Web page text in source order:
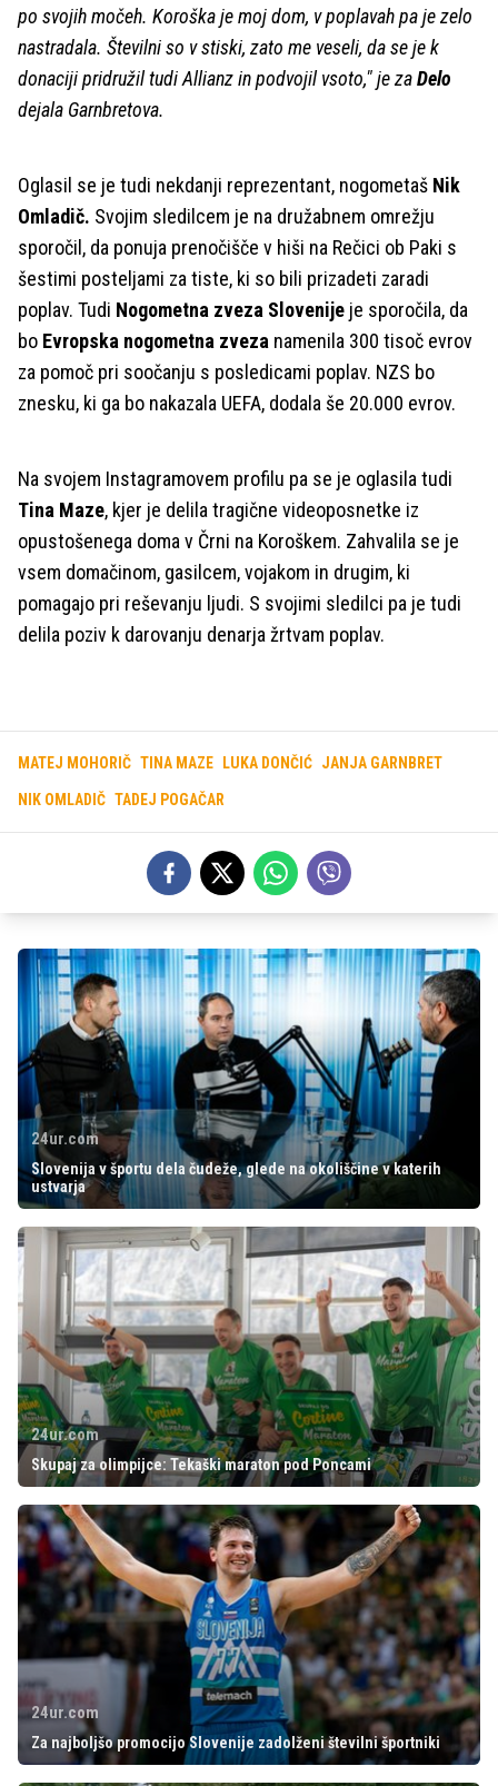
po svojih močeh. Koroška je moj dom, v poplavah pa je zelo
nastradala. Številni so v stiski, zato me veseli, da se je k
donaciji pridružil tudi Allianz in podvojil vsoto," je zaDelo
dejala Garnbretova.
Oglasil se je tudi nekdanji reprezentant, nogometaš Nik
Omladič. Svojim sledilcem je na družabnem omrežju
sporočil, da ponuja prenočišče v hiši na Rečici ob Paki s
šestimi posteljami za tiste, ki so bili prizadeti zaradi
poplav. Tudi Nogometna zveza Slovenije je sporočila, da
bo Evropska nogometna zveza namenila 300 tisoč evrov
za pomoč pri soočanju s posledicami poplav. NZS bo
znesku, ki ga bo nakazala UEFA, dodala še 20.000 evrov.
Na svojem Instagramovem profilu pa se je oglasila tudi
Tina Maze, kjer je delila tragične videoposnetke iz
opustošenega doma v Črni na Koroškem. Zahvalila se je
vsem domačinom, gasilcem, vojakom in drugim, ki
pomagajo pri reševanju ljudi. S svojimi sledilci pa je tudi
delila poziv k darovanju denarja žrtvam poplav.
MATEJ MOHORIČ TINA MAZE LUKA DONČIĆ JANJA GARNBRET
NIK OMLADIČ TADEJ POGAČAR
24ur.com
Slovenija v športu dela čudeže, glede na okoliščine v katerih
ustvarja
24ur.com
Skupaj za olimpijce: Tekaški maraton pod Poncami
24ur.com
Za najboljšo promocijo Slovenije zadolženi številni športniki